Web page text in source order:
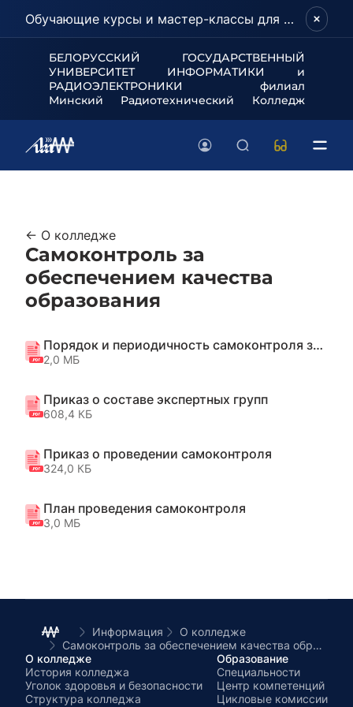
Обучающие курсы и мастер-классы для школьников и абитуриентов!
БЕЛОРУССКИЙ ГОСУДАРСТВЕННЫЙ
УНИВЕРСИТЕТ ИНФОРМАТИКИ и
РАДИОЭЛЕКТРОНИКИ филиал
Минский Радиотехнический Колледж
← О колледже
Самоконтроль за
обеспечением качества
образования
Порядок и периодичность самоконтроля за обеспечением качества образования
2,0 МБ
Приказ о составе экспертных групп
608,4 КБ
Приказ о проведении самоконтроля
324,0 КБ
План проведения самоконтроля
3,0 МБ
Информация
О колледже
Самоконтроль за обеспечением качества образования
О колледже
История колледжа
Уголок здоровья и безопасности
Структура колледжа
Образование
Специальности
Центр компетенций
Цикловые комиссии